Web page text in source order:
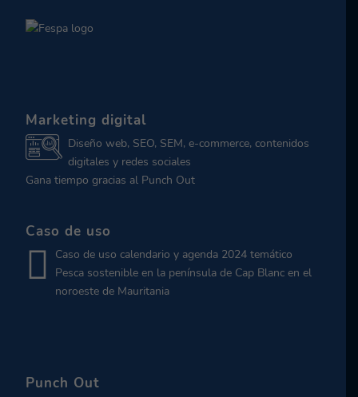
Marketing digital
Diseño web, SEO, SEM, e-commerce, contenidos
digitales y redes sociales
Gana tiempo gracias al Punch Out
Caso de uso
Caso de uso calendario y agenda 2024 temático
Pesca sostenible en la península de Cap Blanc en el
noroeste de Mauritania
Punch Out